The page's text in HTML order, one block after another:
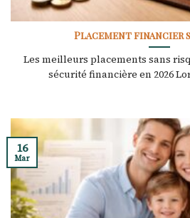
Placement financier
Les meilleurs placements sans
sécurité financière en 2026
16
Mar